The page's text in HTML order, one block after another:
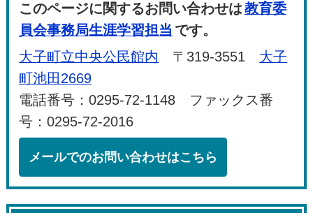
このページに関するお問い合わせは教育委
員会事務局生涯学習担当 です。
大子町立中央公民館内 〒319-3551 大子
町池田2669
電話番号：0295-72-1148 ファックス番
号：0295-72-2016
メールでのお問い合わせはこちら